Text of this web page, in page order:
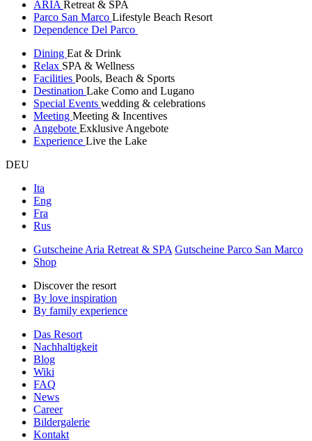
ARIA Retreat & SPA
Parco San Marco Lifestyle Beach Resort
Dependence Del Parco
Dining Eat & Drink
Relax SPA & Wellness
Facilities Pools, Beach & Sports
Destination Lake Como and Lugano
Special Events wedding & celebrations
Meeting Meeting & Incentives
Angebote Exklusive Angebote
Experience Live the Lake
DEU
Ita
Eng
Fra
Rus
Gutscheine Aria Retreat & SPA Gutscheine Parco San Marco
Shop
Discover the resort
By love inspiration
By family experience
Das Resort
Nachhaltigkeit
Blog
Wiki
FAQ
News
Career
Bildergalerie
Kontakt